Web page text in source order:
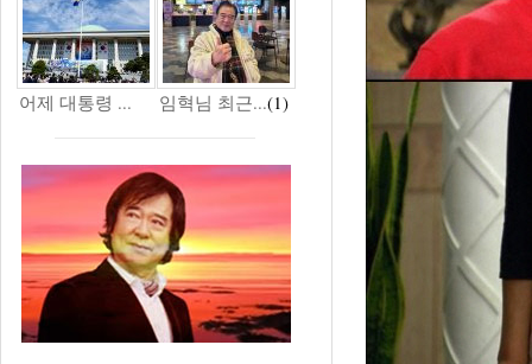
어제 대통령 ... 임혁님 최근...(1)